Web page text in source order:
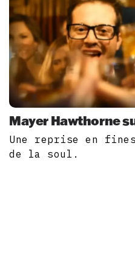
Mayer Hawthorne
Une reprise en
de la soul.